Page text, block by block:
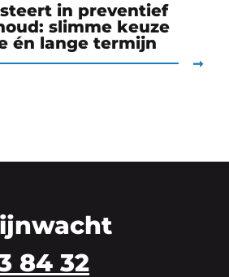
in preventief
slimme keuze
én lange termijn
84 32